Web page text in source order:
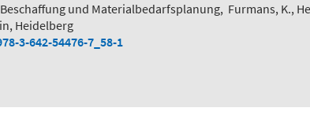
Beschaffung und Materialbedarfsplanung, Furmans, K.,
Heidelberg
3-642-54476-7_58-1